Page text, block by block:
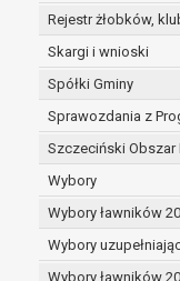
Rejestr żłobków,
Skargi i wnioski
Spółki Gminy
Sprawozdania z
Szczeciński
Wybory
Wybory ławników
Wybory
Wybory ławników